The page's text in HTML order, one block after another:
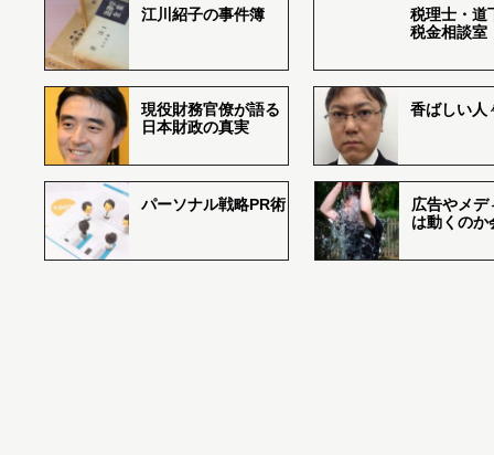
江川紹子の事件簿
税理士・道
税金相談室
現役財務官僚が語る
日本財政の真実
香ばしい
パーソナル戦略PR術
広告やメデ
は動くのか